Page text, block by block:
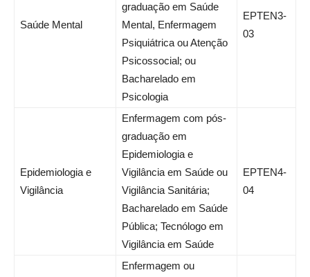
Saúde Mental
graduação em Saúde
Mental, Enfermagem
Psiquiátrica ou Atenção
Psicossocial; ou
Bacharelado em
Psicologia
EPTEN3-
03
Epidemiologia e
Vigilância
Enfermagem com pós-
graduação em
Epidemiologia e
Vigilância em Saúde ou
Vigilância Sanitária;
Bacharelado em Saúde
Pública; Tecnólogo em
Vigilância em Saúde
EPTEN4-
04
Enfermagem ou